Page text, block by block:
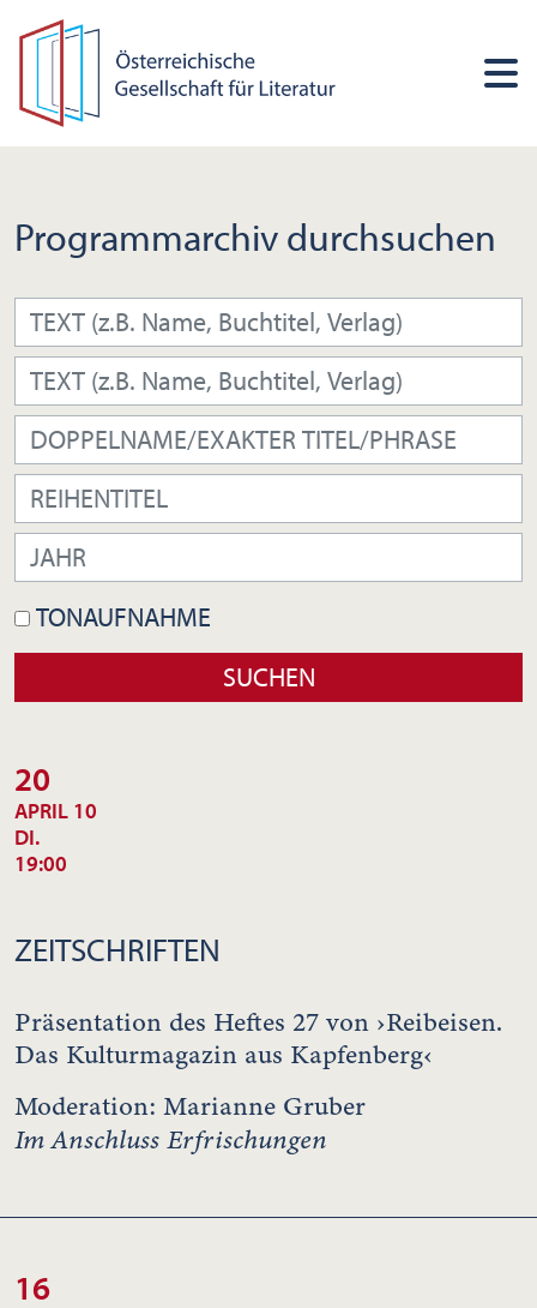
Programmarchiv durchsuchen
TONAUFNAHME
20
APRIL 10
DI.
19:00
ZEITSCHRIFTEN
Präsentation des Heftes 27 von ›Reibeisen.
Das Kulturmagazin aus Kapfenberg‹
Moderation: Marianne Gruber
Im Anschluss Erfrischungen
16